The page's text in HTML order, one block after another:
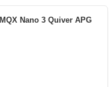
и вибрацию при выстреле
Nano 3 Quiver APG